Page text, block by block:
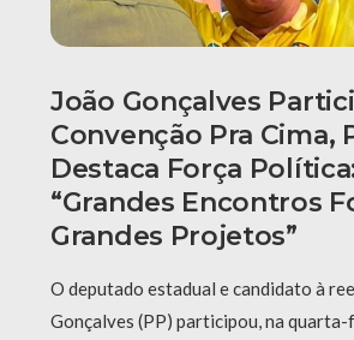
João Gonçalves
Convenção Pra Cima,
Destaca Força
“grandes Encontros
Grandes Projetos”
O deputado estadual e candidato à
Gonçalves (PP) participou, na quarta-